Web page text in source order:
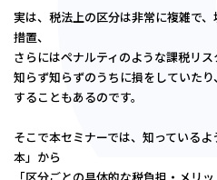
神戸三宮本部
福山本部
宮崎本部
セミナー情報
お知らせ
実は、税法上の区分は非常に複雑で
措置、
さらにはペナルティのような課税リス
知らず知らずのうちに損をしていた
することもあるのです。
そこで本セミナーでは、知っている
本」から